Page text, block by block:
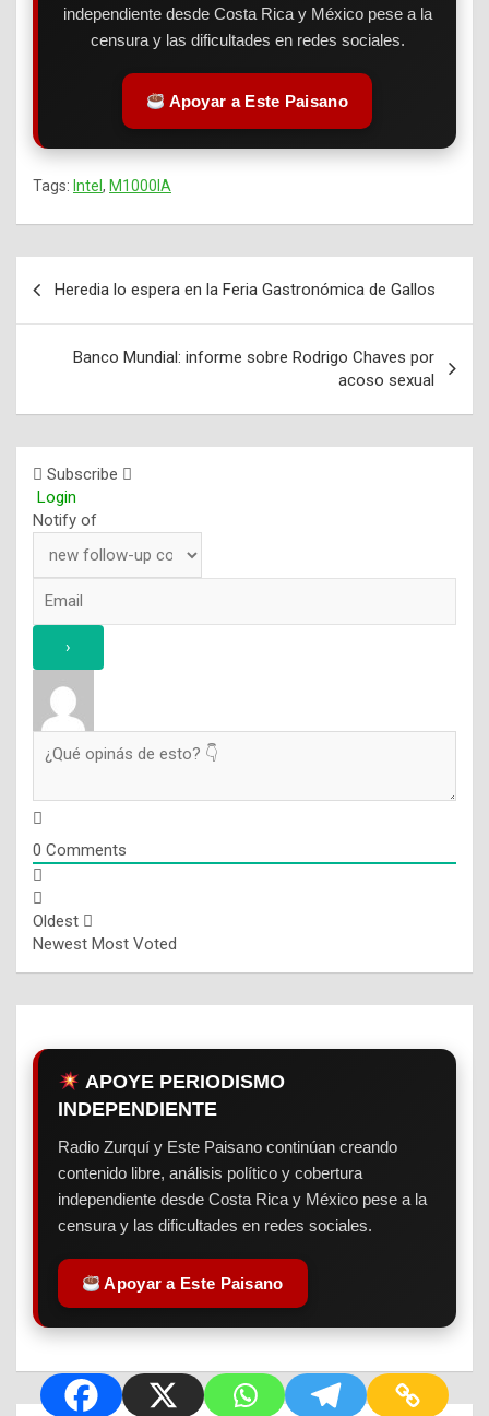
independiente desde Costa Rica y México pese a la
censura y las dificultades en redes sociales.
Apoyar a Este Paisano
Tags: Intel , M1000IA
Heredia lo espera en la Feria Gastronómica de Gallos
Banco Mundial: informe sobre Rodrigo Chaves por
acoso sexual
Subscribe
Login
Notify of
0 Comments
Oldest
Newest Most Voted
APOYE PERIODISMO
INDEPENDIENTE
Radio Zurquí y Este Paisano continúan creando
contenido libre, análisis político y cobertura
independiente desde Costa Rica y México pese a la
censura y las dificultades en redes sociales.
Apoyar a Este Paisano